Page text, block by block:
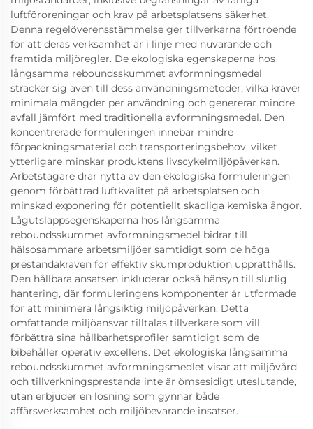
luftföroreningar och krav på arbetsplatsens säkerhet.
Denna regelöverensstämmelse ger tillverkarna förtroende
för att deras verksamhet är i linje med nuvarande och
framtida miljöregler. De ekologiska egenskaperna hos
långsamma reboundsskummet avformningsmedel
sträcker sig även till dess användningsmetoder, vilka kräver
minimala mängder per användning och genererar mindre
avfall jämfört med traditionella avformningsmedel. Den
koncentrerade formuleringen innebär mindre
förpackningsmaterial och transporteringsbehov, vilket
ytterligare minskar produktens livscykelmiljöpåverkan.
Arbetstagare drar nytta av den ekologiska formuleringen
genom förbättrad luftkvalitet på arbetsplatsen och
minskad exponering för potentiellt skadliga kemiska ångor.
Lågutsläppsegenskaperna hos långsamma
reboundsskummet avformningsmedel bidrar till
hälsosammare arbetsmiljöer samtidigt som de höga
prestandakraven för effektiv skumproduktion upprätthålls.
Den hållbara ansatsen inkluderar också hänsyn till slutlig
hantering, där formuleringens komponenter är utformade
för att minimera långsiktig miljöpåverkan. Detta
omfattande miljöansvar tilltalas tillverkare som vill
förbättra sina hållbarhetsprofiler samtidigt som de
bibehåller operativ excellens. Det ekologiska långsamma
reboundsskummet avformningsmedlet visar att miljövård
och tillverkningsprestanda inte är ömsesidigt uteslutande,
utan erbjuder en lösning som gynnar både
affärsverksamhet och miljöbevarande insatser.